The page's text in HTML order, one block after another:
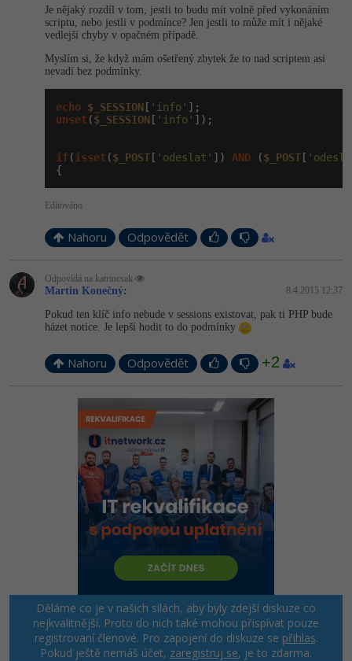
Je nějaký rozdíl v tom, jestli to budu mít volně před vykonáním
scriptu, nebo jestli v podmínce? Jen jestli to může mít i nějaké
vedlejší chyby v opačném případě.
Myslím si, že když mám ošetřený zbytek že to nad scriptem asi
nevadí bez podmínky.
echo $_SESSION [ 'info'
unset ($_SESSION [ 'info' ]);
if (isset ($_POST [ 'odeslat' ]) AND ($_POST [
{
Editováno
Nahoru Odpovědět
Odpovídá na katrincsak
Martin Konečný: 8.4.2015 12:37
Pokud ten klíč info nebude v sessions existovat, pak ti PHP bude
házet notice. Je lepší hodit to do podmínky
Nahoru Odpovědět +2
Děláme co je v našich silách, aby byly zdejší diskuze co
nejkvalitnější. Proto do nich také mohou přispívat pouze
registrovaní členové. Pro zapojení do diskuze se přihlas.
Pokud ještě nemáš účet, zaregistruj se, je to zdarma.